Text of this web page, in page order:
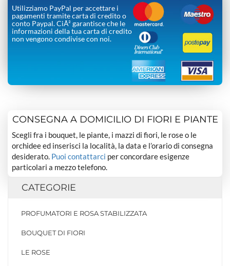
Utilizziamo PayPal per accettare i
pagamenti tramite carta di credito o
conto Paypal. CiÃ² garantisce che le
informazioni della tua carta di credito
non vengono condivise con noi.
CONSEGNA A DOMICILIO DI FIORI E PIANTE
Scegli fra i bouquet, le piante, i mazzi di fiori, le rose o le
orchidee ed inserisci la località, la data e l’orario di consegna
desiderato. Puoi contattarci per concordare esigenze
particolari a mezzo telefono.
CATEGORIE
PROFUMATORI E ROSA STABILIZZATA
BOUQUET DI FIORI
LE ROSE